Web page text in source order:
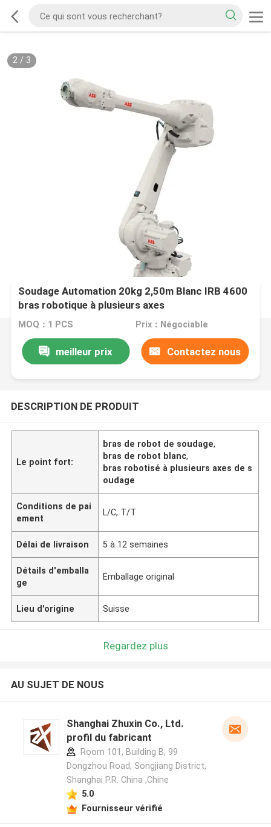
2/ 3
Soudage Automation 20kg 2,50m Blanc IRB 4600
bras robotique à plusieurs axes
MOQ：1 PCS Prix：Négociable
meilleur prix Contactez nous
DESCRIPTION DE PRODUIT
Le point fort:
bras de robot de soudage,
bras de robot blanc,
bras robotisé à plusieurs axes de s
oudage
Conditions de pai
ement
L/C, T/T
Délai de livraison 5 à 12 semaines
Détails d'emballa
ge
Emballage original
Lieu d'origine Suisse
Regardez plus
AU SUJET DE NOUS
Shanghai Zhuxin Co., Ltd.
profil du fabricant
Room 101, Building B, 99
Dongzhou Road, Songjiang District,
Shanghai P.R. China ,Chine
5.0
Fournisseur vérifié